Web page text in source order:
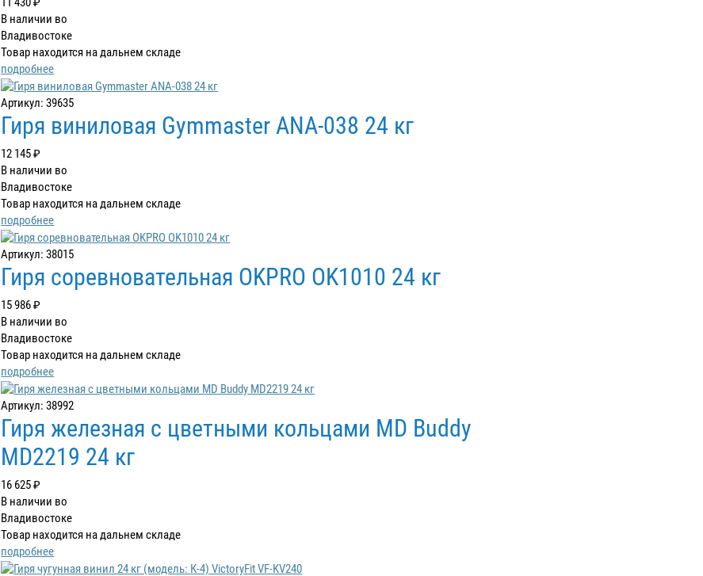
В наличии во
Владивостоке
Товар находится на дальнем складе
подробнее
Артикул: 39635
Гиря виниловая Gymmaster ANA-038 24 кг
12 145 ₽
В наличии во
Владивостоке
Товар находится на дальнем складе
подробнее
Артикул: 38015
Гиря соревновательная OKPRO OK1010 24 кг
15 986 ₽
В наличии во
Владивостоке
Товар находится на дальнем складе
подробнее
Артикул: 38992
Гиря железная с цветными кольцами MD Buddy
MD2219 24 кг
16 625 ₽
В наличии во
Владивостоке
Товар находится на дальнем складе
подробнее